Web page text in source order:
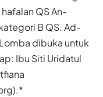
QS An-
B QS. Ad-
dibuka untuk
Ibu Siti Uridatul